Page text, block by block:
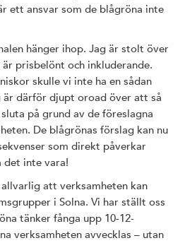
ett ansvar som de blågröna inte
hänger ihop. Jag är stolt över
prisbelönt och inkluderande.
skulle vi inte ha en sådan
är därför djupt oroad över att så
på grund av de föreslagna
De blågrönas förslag kan nu
som direkt påverkar
det inte vara!
att verksamheten kan
i Solna. Vi har ställt oss
tänker fånga upp 10-12-
verksamheten avvecklas – utan